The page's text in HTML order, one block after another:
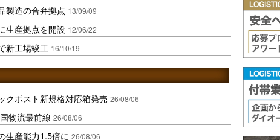
製造の合弁拠点 13/09/09
生産拠点を開設 12/06/22
新工場竣工 16/10/19
クポスト新規格対応箱発売 26/08/06
物流最前線 26/08/06
生産能力1.5倍に 26/08/06